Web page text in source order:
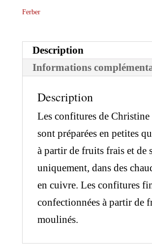
Ferber
Description
Informations
Description
Les confitures de Christine
sont préparées en petites
à partir de fruits frais et de
uniquement, dans des
en cuivre. Les confitures
confectionnées à partir de
moulinés.